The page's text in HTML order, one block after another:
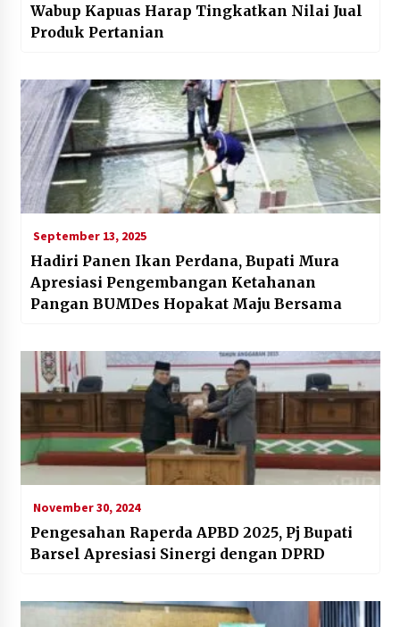
Wabup Kapuas Harap Tingkatkan Nilai Jual
Produk Pertanian
September 13, 2025
Hadiri Panen Ikan Perdana, Bupati Mura
Apresiasi Pengembangan Ketahanan
Pangan BUMDes Hopakat Maju Bersama
November 30, 2024
Pengesahan Raperda APBD 2025, Pj Bupati
Barsel Apresiasi Sinergi dengan DPRD